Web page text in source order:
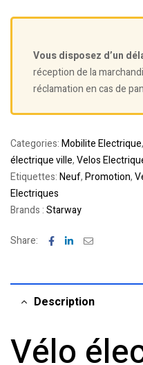
Vous disposez d’un
réception de la
réclamation en cas de
Categories:Mobilite Electrique,
électrique ville,Velos
Etiquettes:Neuf,Promotion,
Electriques
Brands :Starway
Share: Facebook
LinkedinEmail
Description
Vélo